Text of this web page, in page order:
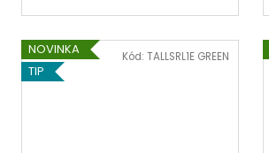
NOVINKA
TIP
Kód:TALLSRL1E GREEN